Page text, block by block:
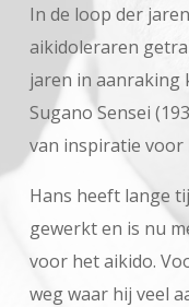
In de loop der
aikidoleraren
jaren in aanraking
Sugano Sensei
van inspiratie voor
Hans heeft lange
gewerkt en is nu
voor het aikido.
weg waar hij veel